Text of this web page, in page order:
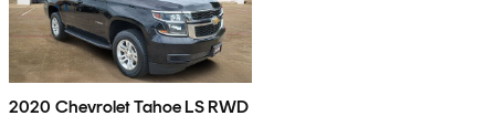
2020 Chevrolet Tahoe LS RWD